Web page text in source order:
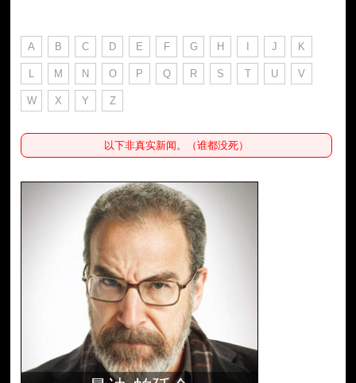
A B C D E F G H I J K
L M N O P Q R S T U V
W X Y Z
以下非真实新闻。（谁都没死）